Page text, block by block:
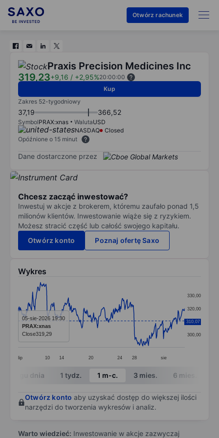
Otwórz rachunek
Praxis Precision Medicines Inc
319,23+9,16 / +2,95%20:00:00
Kup
Zakres 52-tygodniowy
37,19 366,52
SymbolPRAX:xnas WalutaUSD
NASDAQ
Closed
Opóźnione o 15 minut
Dane dostarczone przez
Chcesz zacząć inwestować?
Inwestuj w akcje z brokerem, któremu zaufało ponad 1,5
milionów klientów. Inwestowanie wiąże się z ryzykiem.
Możesz stracić część lub całość swojego kapitału.
Otwórz konto
Poznaj ofertę Saxo
Wykres
Line chart with 299 data points.
The chart has 1 X axis displaying categories.
The chart has 1 Y axis displaying values. Data
lip 10 14 20 24 28 sie
300,00
310,00
320,00
330,00
310,07
05-sie-2026 19:30
PRAX:xnas
Close319,29
End of interactive chart.
W ciągu dnia 1 tydz. 1 m-c. 3 mies. 6 mies.
Otwórz konto aby uzyskać dostęp do większej ilości
narzędzi do tworzenia wykresów i analiz.
Warto wiedzieć: Inwestowanie w akcje zazwyczaj